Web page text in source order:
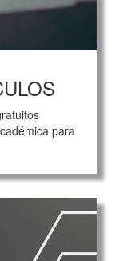
para